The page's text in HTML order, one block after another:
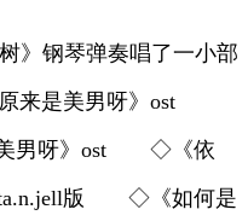
钢琴弹奏唱了一小部
来是美男呀》ost
美男呀》ost ◇《依
版 ◇《如何是